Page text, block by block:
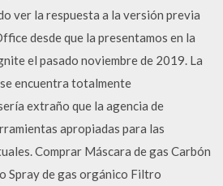
ver la respuesta a la versión previa
desde que la presentamos en la
el pasado noviembre de 2019. La
encuentra totalmente
extraño que la agencia de
apropiadas para las
Comprar Máscara de gas Carbón
Spray de gas orgánico Filtro